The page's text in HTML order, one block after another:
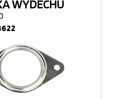
WYDECHU